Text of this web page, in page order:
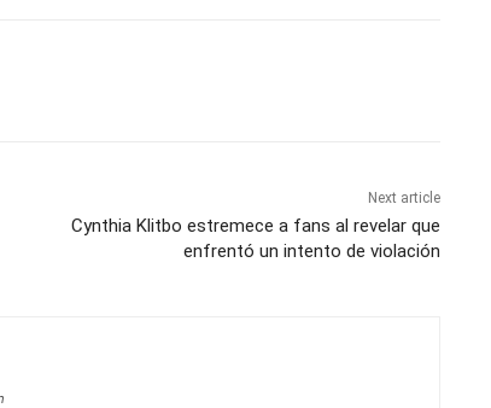
Next article
Cynthia Klitbo estremece a fans al revelar que
enfrentó un intento de violación